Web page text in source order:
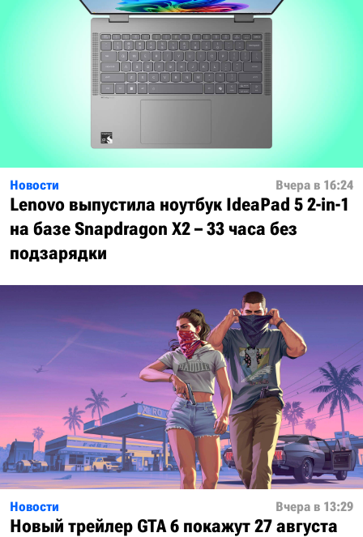
Новости Вчера в 16:24
Lenovo выпустила ноутбук IdeaPad 5 2-in-1
на базе Snapdragon X2 – 33 часа без
подзарядки
Новости Вчера в 13:29
Новый трейлер GTA 6 покажут 27 августа